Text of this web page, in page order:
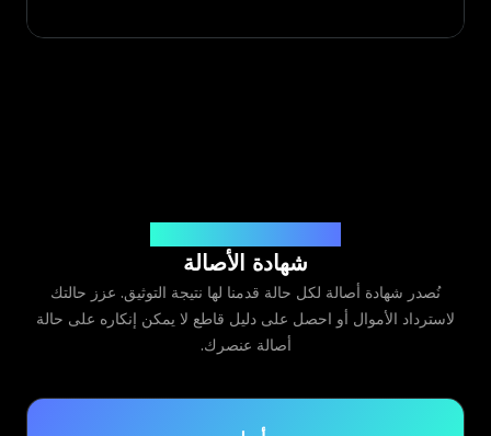
شهادة الأصالة
نُصدر شهادة أصالة لكل حالة قدمنا لها نتيجة التوثيق. عزز حالتك
لاسترداد الأموال أو احصل على دليل قاطع لا يمكن إنكاره على حالة
أصالة عنصرك.